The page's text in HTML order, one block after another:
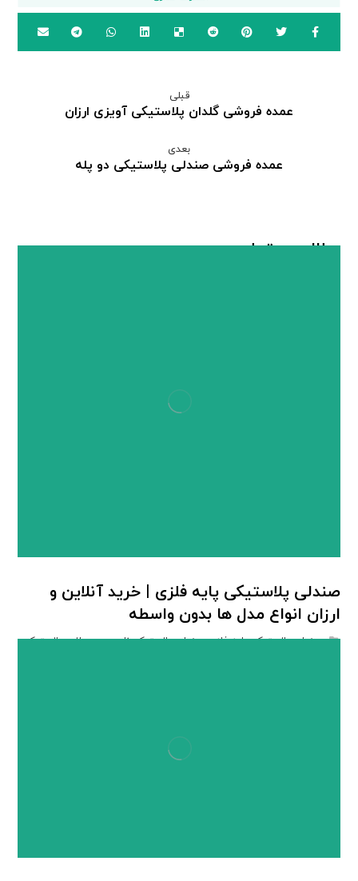
قبلی
عمده فروشی گلدان پلاستیکی آویزی ارزان
بعدی
عمده فروشی صندلی پلاستیکی دو پله
مطالب مرتبط ...
صندلی پلاستیکی پایه فلزی | خرید آنلاین و
ارزان انواع مدل ها بدون واسطه
صندلی پلاستیکی پایه فلزی,صندلی پلاستیکی ناصر,محصولات پلاستیکی